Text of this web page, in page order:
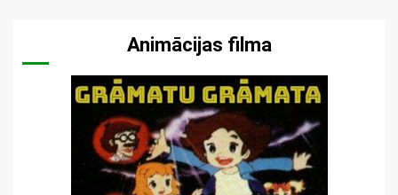
Animācijas filma